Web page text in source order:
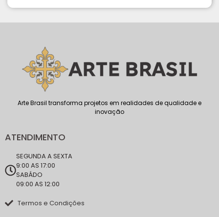
Arte Brasil transforma projetos em realidades de qualidade e
inovação
ATENDIMENTO
SEGUNDA A SEXTA
9:00 AS 17:00
SABÁDO
09:00 AS 12:00
Termos e Condições